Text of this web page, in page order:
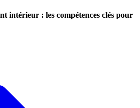
intérieur : les compétences clés pour